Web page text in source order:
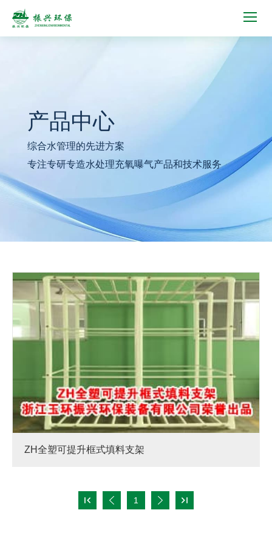
产品中心
综合水管理的先进方案
专注专研专造水处理充氧曝气产品和技术服务
ZH全塑可提升框式填料支架
  1  